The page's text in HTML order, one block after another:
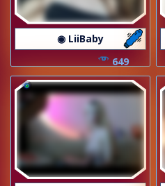
◉ LiiBaby
649